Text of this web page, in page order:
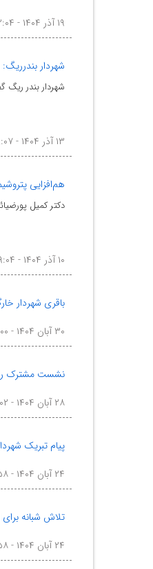
۱۹ آذر ۱۴۰۴ - ۱۲:۰۴
شهردار
شهردار بندر
۱۳ آذر ۱۴۰۴ - ۹:۰۷
هم‌افزایی
دکتر کمیل
۱۰ آذر ۱۴۰۴ - ۹:۰۴
باقری شهردار
۳۰ آبان ۱۴۰۴ - ۱۵:۰۰
نشست مشترک
۲۸ آبان ۱۴۰۴ - ۱۱:۰۲
پیام تبریک
۲۴ آبان ۱۴۰۴ - ۱۸:۵۸
تلاش شبانه
۲۴ آبان ۱۴۰۴ - ۱۵:۵۸